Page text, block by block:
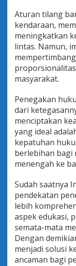
Aturan tilang
kendaraan,
meningkatkan
lintas. Namun,
masyarakat.
Penegakan
dari
menciptakan
yang ideal
kepatuhan
berlebihan bagi
menengah ke
Sudah saatnya
pendekatan
lebih
aspek edukasi,
semata-mata
Dengan
menjadi solusi
ancaman bagi